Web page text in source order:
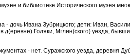
и библиотеке Исторического музея
- дочь Ивана Зубрицкого; дети: Иван,
Голяки, Мглин(ского) уезда,
- нет. Суражского уезда, деревня